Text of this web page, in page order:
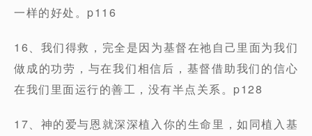
⼀样的好处。p116
16、我们得救，完全是因为基督在祂⾃⼰⾥⾯为我们
做成的功劳，与在我们相信后，基督借助我们的信⼼
在我们⾥⾯运⾏的善⼯，没有半点关系。p128
17、神的爱与恩就深深植⼊你的⽣命⾥，如同植⼊基